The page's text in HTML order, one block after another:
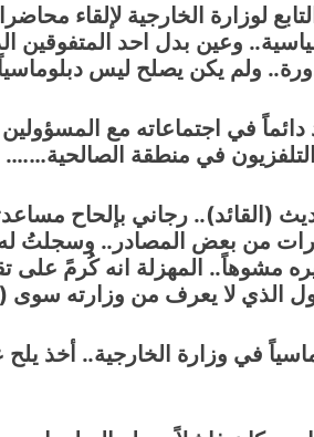
التابع لوزارة الخارجية
وعين بدل احد
ولم يكن يصلح ليس
دائماً في اجتماعاته مع
في منطقة الصالحية…….
رجاني بإلحاح
من بعض المصادر.. وسجلتُ له
مشوهاً.. المهزلة انه كُرمً على
الذي لا يعرف من وزارته سوى
في وزارة الخارجية.. أخذ